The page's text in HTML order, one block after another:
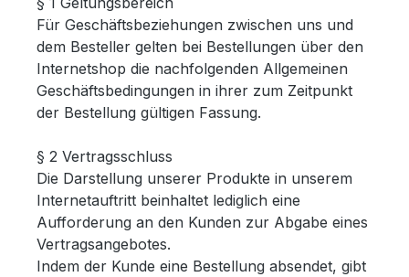
Für Geschäftsbeziehungen zwischen uns und
dem Besteller gelten bei Bestellungen über den
Internetshop die nachfolgenden Allgemeinen
Geschäftsbedingungen in ihrer zum Zeitpunkt
der Bestellung gültigen Fassung.
§ 2 Vertragsschluss
Die Darstellung unserer Produkte in unserem
Internetauftritt beinhaltet lediglich eine
Aufforderung an den Kunden zur Abgabe eines
Vertragsangebotes.
Indem der Kunde eine Bestellung absendet, gibt